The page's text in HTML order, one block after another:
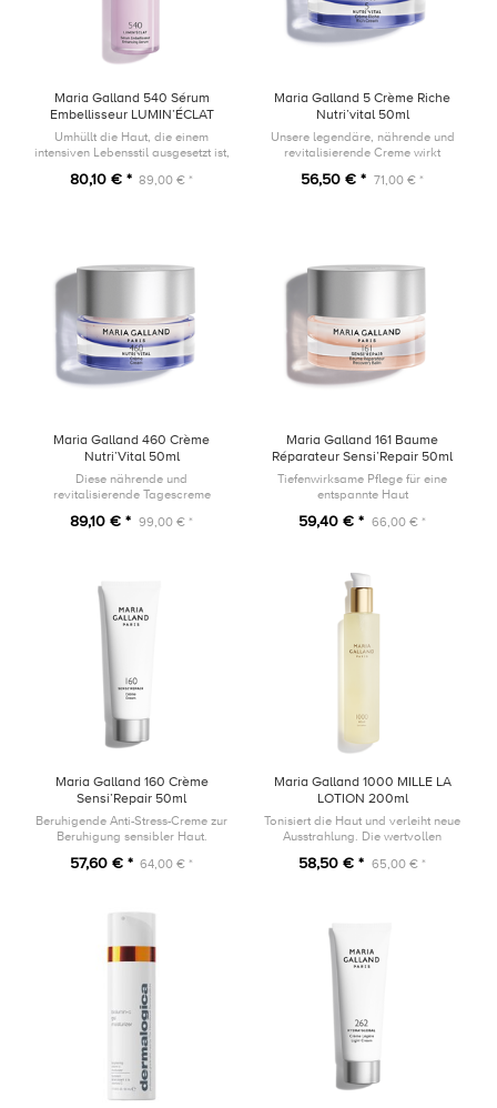
Maria Galland 540 Sérum
Embellisseur LUMIN’ÉCLAT
30ml
Umhüllt die Haut, die einem
intensiven Lebensstil ausgesetzt ist,
80,10 € * 89,00 € *
Maria Galland 5 Crème Riche
Nutri’vital 50ml
Unsere legendäre, nährende und
revitalisierende Creme wirkt
Zellregeneration.
56,50 € * 71,00 € *
Maria Galland 460 Crème
Nutri’Vital 50ml
Diese nährende und
revitalisierende Tagescreme
weichen und reichhaltigen Textur.
89,10 € * 99,00 € *
Maria Galland 161 Baume
Réparateur Sensi’Repair 50ml
Tiefenwirksame Pflege für eine
entspannte Haut
59,40 € * 66,00 € *
Maria Galland 160 Crème
Sensi’Repair 50ml
Beruhigende Anti-Stress-Creme zur
Beruhigung sensibler Haut.
57,60 € * 64,00 € *
Maria Galland 1000 MILLE LA
LOTION 200ml
Tonisiert die Haut und verleiht neue
Ausstrahlung. Die wertvollen
glätten und bereiten die Haut auf
58,50 € * 65,00 € *